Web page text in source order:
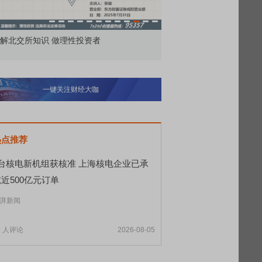
北交所知识 做理性投资者
一键关注财经大咖
推荐
核电新机组获核准 上海核电企业已承
500亿元订单
新闻
人评论 2026-08-05